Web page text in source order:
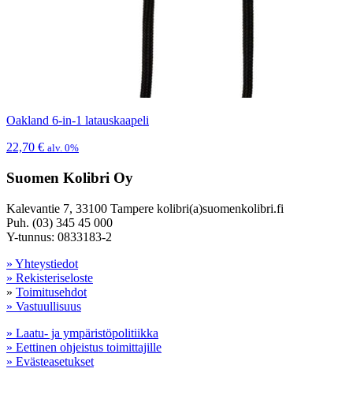
Oakland 6-in-1 latauskaapeli
22,70 € alv. 0%
Suomen Kolibri Oy
Kalevantie 7, 33100 Tampere kolibri(a)suomenkolibri.fi
Puh. (03) 345 45 000
Y-tunnus: 0833183-2
» Yhteystiedot
» Rekisteriseloste
» Toimitusehdot
» Vastuullisuus
» Laatu- ja ympäristöpolitiikka
» Eettinen ohjeistus toimittajille
» Evästeasetukset